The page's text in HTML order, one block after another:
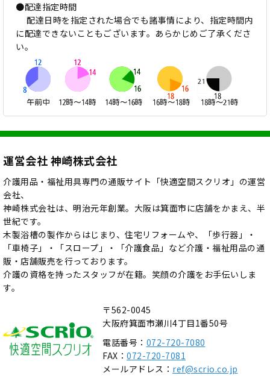
●配達指定時間
配達日時を指定された場合でも諸事情により、指定時間内
に配達できないこともございます。あらかじめご了承くださ
い。
運営会社 神崎株式会社
介護用品・福祉用具専門の通販サイト「快適空間スクリオ」の運営
会社、
神崎株式会社は、明治元年創業。大阪は箕面市に店舗をかまえ、半
世紀です。
木製浴槽の製作からはじまり、住宅リフォームや、「歩行器」・
「車椅子」・「スロープ」・「介護食品」など介護・福祉用品の通
販・店舗販売を行っております。
介護の資格を持ったスタッフが在籍。笑顔の介護をお手伝いしま
す。
〒562-0045
大阪府箕面市瀬川4丁目1番50号
電話番号： 072-720-7080
FAX： 072-720-7081
メールアドレス： ref@scrio.co.jp